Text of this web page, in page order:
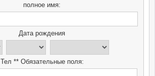
полное имя:
Дата рождения
Тел ** Обязательные поля: